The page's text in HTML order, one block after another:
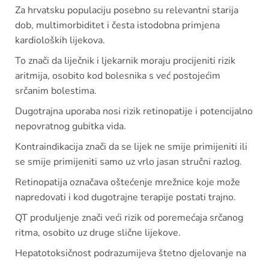
Za hrvatsku populaciju posebno su relevantni starija
dob, multimorbiditet i česta istodobna primjena
kardioloških lijekova.
To znači da liječnik i ljekarnik moraju procijeniti rizik
aritmija, osobito kod bolesnika s već postojećim
srčanim bolestima.
Dugotrajna uporaba nosi rizik retinopatije i potencijalno
nepovratnog gubitka vida.
Kontraindikacija znači da se lijek ne smije primijeniti ili
se smije primijeniti samo uz vrlo jasan stručni razlog.
Retinopatija označava oštećenje mrežnice koje može
napredovati i kod dugotrajne terapije postati trajno.
QT produljenje znači veći rizik od poremećaja srčanog
ritma, osobito uz druge slične lijekove.
Hepatotoksičnost podrazumijeva štetno djelovanje na